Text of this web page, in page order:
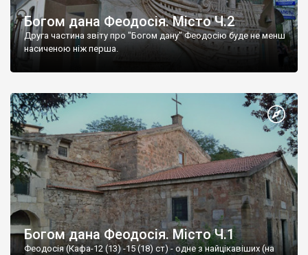
Богом дана Феодосія. Місто Ч.2
Друга частина звіту про "Богом дану" Феодосію буде не менш
насиченою ніж перша.
Богом дана Феодосія. Місто Ч.1
Феодосія (Кафа-12 (13) -15 (18) ст) - одне з найцікавіших (на